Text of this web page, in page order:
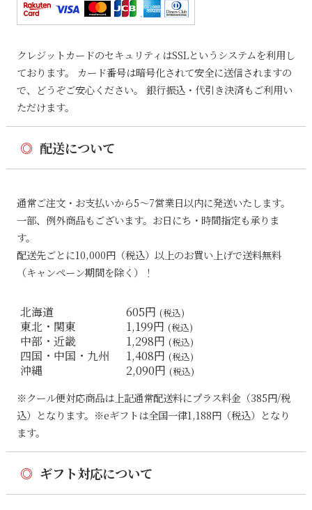
クレジットカードのセキュリティはSSLというシステムを利用し
ております。 カード番号は暗号化されて安全に送信されますの
で、どうぞご安心ください。 銀行振込・代引き決済もご利用い
ただけます。
◎ 配送について
通常ご注文・お支払いから5〜7営業日以内に発送いたします。
一部、例外商品もございます。お日にち・時間指定も承りま
す。
配送先ごとに10,000円（税込）以上のお買い上げで送料無料
（キャンペーン期間を除く）！
北海道 605円 (税込)
東北・関東 1,199円 (税込)
中部・近畿 1,298円 (税込)
四国・中国・九州 1,408円 (税込)
沖縄 2,090円 (税込)
※クール便対応商品は上記通常配送料にプラス料金（385円/税
込）となります。※eギフトは全国一律1,188円（税込）となり
ます。
◎ ギフト対応について